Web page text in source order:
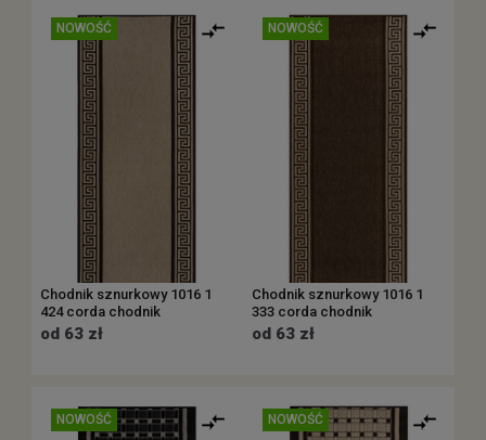
NOWOŚĆ
Chodnik sznurkowy 1016 1
424 corda chodnik
od 63 zł
NOWOŚĆ
Chodnik sznurkowy 1016 1
333 corda chodnik
od 63 zł
NOWOŚĆ NOWOŚĆ